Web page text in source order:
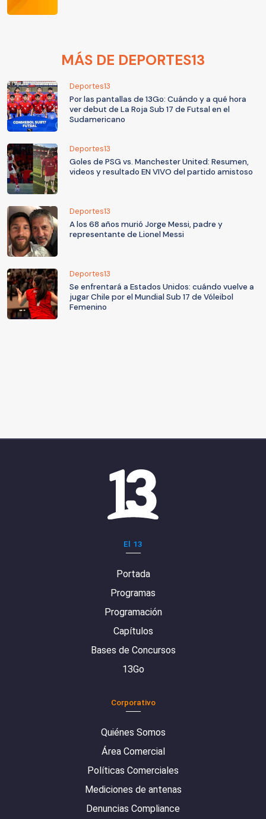
MÁS DE DEPORTES13
Deportes13
Por las pantallas de 13Go: Cuándo y a qué hora
ver debut de La Roja Sub 17 de Futsal en el
Sudamericano
Deportes13
Goles de PSG vs. Manchester United: Resumen,
videos y resultado EN VIVO del partido amistoso
Deportes13
A los 68 años murió Jorge Messi, padre y
representante de Lionel Messi
Deportes13
Se enfrentará a Estados Unidos: cuándo vuelve a
jugar Chile por el Mundial Sub 17 de Vóleibol
Femenino
El 13
Portada
Programas
Programación
Capítulos
Bases de Concursos
13Go
Corporativo
Quiénes Somos
Área Comercial
Políticas Comerciales
Mediciones de antenas
Denuncias Compliance